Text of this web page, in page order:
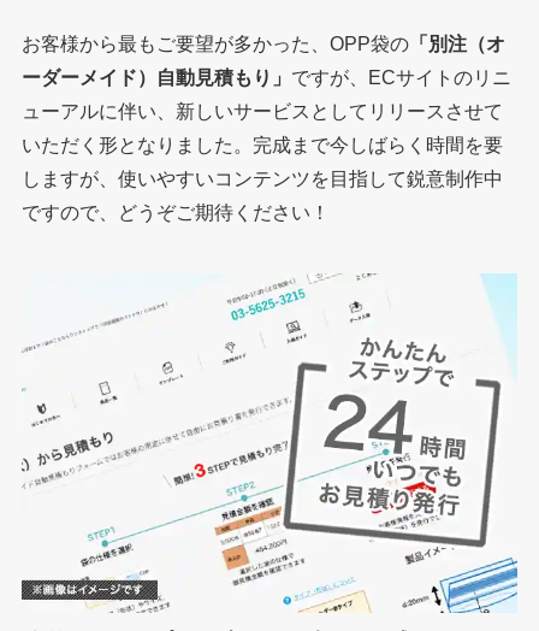
お客様から最もご要望が多かった、OPP袋の「別注（オ
ーダーメイド）自動見積もり」 ですが、ECサイトのリニ
ューアルに伴い、新しいサービスとしてリリースさせて
いただく形となりました。完成まで今しばらく時間を要
しますが、使いやすいコンテンツを目指して鋭意制作中
ですので、どうぞご期待ください！